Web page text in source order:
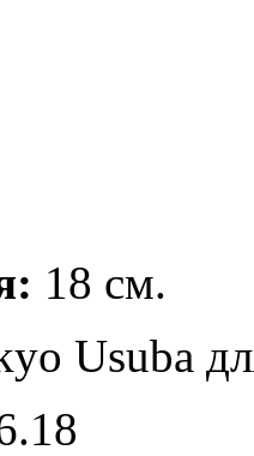
18 см.
Usuba